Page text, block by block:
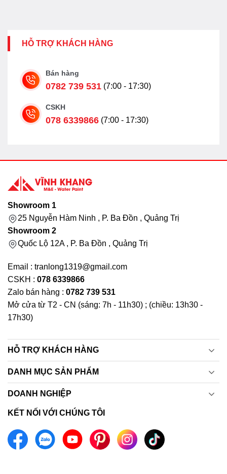
HỖ TRỢ KHÁCH HÀNG
Bán hàng
0782 739 531 (7:00 - 17:30)
CSKH
078 6339866 (7:00 - 17:30)
Showroom 1
25 Nguyễn Hàm Ninh , P. Ba Đồn , Quảng Trị
Showroom 2
Quốc Lộ 12A , P. Ba Đồn , Quảng Trị
Email : tranlong1319@gmail.com
CSKH : 078 6339866
Zalo bán hàng : 0782 739 531
Mở cửa từ T2 - CN (sáng: 7h - 11h30) ; (chiều: 13h30 -
17h30)
HỖ TRỢ KHÁCH HÀNG
DANH MỤC SẢN PHẨM
DOANH NGHIỆP
KẾT NỐI VỚI CHÚNG TÔI